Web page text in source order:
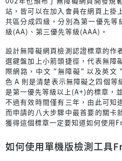
站，皆可以在加入會員在網頁上掛
共區分成四級，分別為第一優先
級(AA)、第三優先等級(AAA)。
設計無障礙網頁檢測認證標章的作
選鍵盤加上小箭頭捷徑，代表無障
際網路，中文 "無障礙" 以及英
色 A 則是清楚表示無障礙之四個等
是第一優先等級以上(A+)的標章，
不過有效時間僅有三年，由此可知
而申請的八大步驟中最首要的關卡
獲得這個標章一定要知道如何使用
如何使用單機版檢測工具